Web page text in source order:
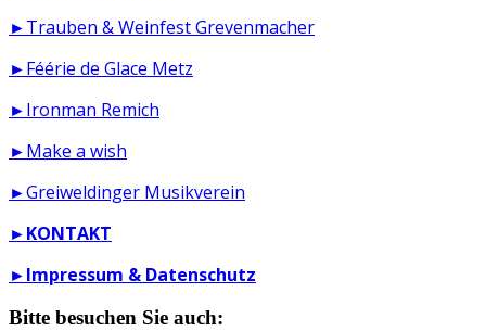
►Trauben & Weinfest Grevenmacher
►Féérie de Glace Metz
►Ironman Remich
►Make a wish
►Greiweldinger Musikverein
►KONTAKT
►Impressum & Datenschutz
Bitte besuchen Sie auch: